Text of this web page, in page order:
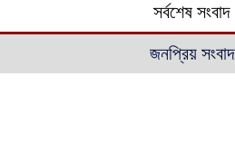
সর্বশেষ সংবাদ
জনপ্রিয় সংবাদ